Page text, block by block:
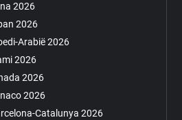
2026
2026
Arabië 2026
2026
2026
2026
Catalunya 2026